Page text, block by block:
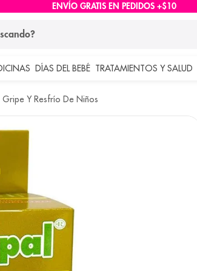
ENVÍO GRATIS EN PEDIDOS +$10
DÍAS DEL BEBÉ TRATAMIENTOS Y SALUD
Gripe Y Resfrío De Niños
buscados